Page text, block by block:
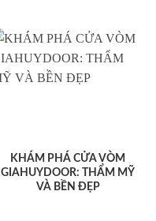
KHÁM PHÁ CỬA VÒM
GIAHUYDOOR: THẨM MỸ
VÀ BỀN ĐẸP